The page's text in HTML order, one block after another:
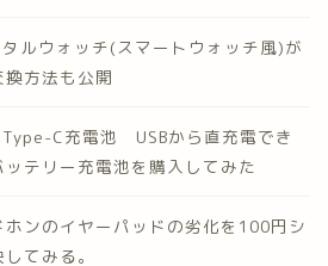
ルウォッチ(スマートウォッチ風)が
方法も公開
C充電池 USBから直充電でき
ッテリー充電池を購入してみた
ンのイヤーパッドの劣化を100円シ
てみる。